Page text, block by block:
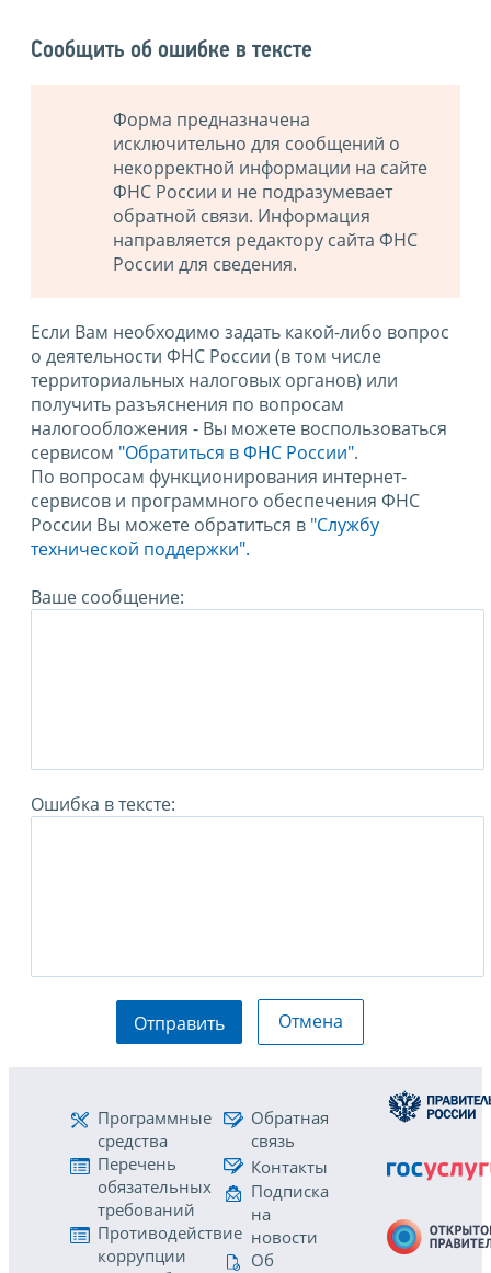
Сообщить об ошибке в тексте
Форма предназначена
исключительно для сообщений о
некорректной информации на сайте
ФНС России и не подразумевает
обратной связи. Информация
направляется редактору сайта ФНС
России для сведения.
Если Вам необходимо задать какой-либо вопрос
о деятельности ФНС России (в том числе
территориальных налоговых органов) или
получить разъяснения по вопросам
налогообложения - Вы можете воспользоваться
сервисом "Обратиться в ФНС России".
По вопросам функционирования интернет-
сервисов и программного обеспечения ФНС
России Вы можете обратиться в "Службу
технической поддержки".
Ваше сообщение:
Ошибка в тексте:
Отправить Отмена
Программные
средства
Перечень
обязательных
требований
Противодействие
коррупции
Обратная
связь
Контакты
Подписка
на
новости
Об